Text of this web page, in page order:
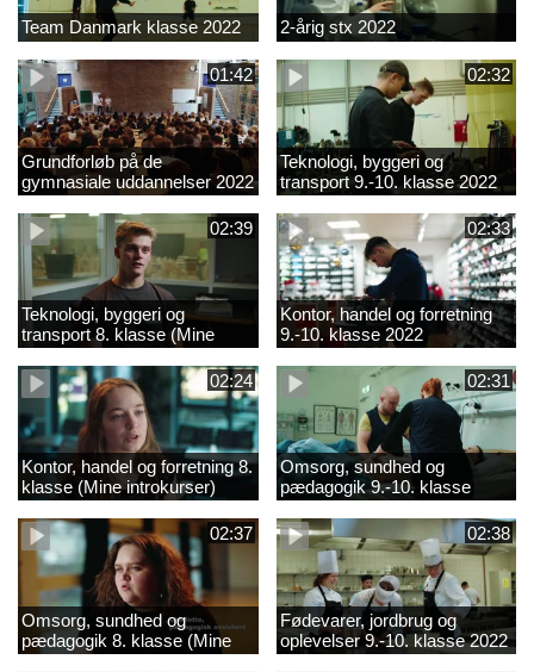
Team Danmark klasse 2022 2-årig stx 2022
01:42
Grundforløb på de
gymnasiale uddannelser 2022
02:32
Teknologi, byggeri og
transport 9.-10. klasse 2022
02:39
Teknologi, byggeri og
transport 8. klasse (Mine
introkurser) 2022
02:33
Kontor, handel og forretning
9.-10. klasse 2022
02:24
Kontor, handel og forretning 8.
klasse (Mine introkurser)
2022
02:31
Omsorg, sundhed og
pædagogik 9.-10. klasse
2022
02:37
Omsorg, sundhed og
pædagogik 8. klasse (Mine
introkurser) 2022
02:38
Fødevarer, jordbrug og
oplevelser 9.-10. klasse 2022